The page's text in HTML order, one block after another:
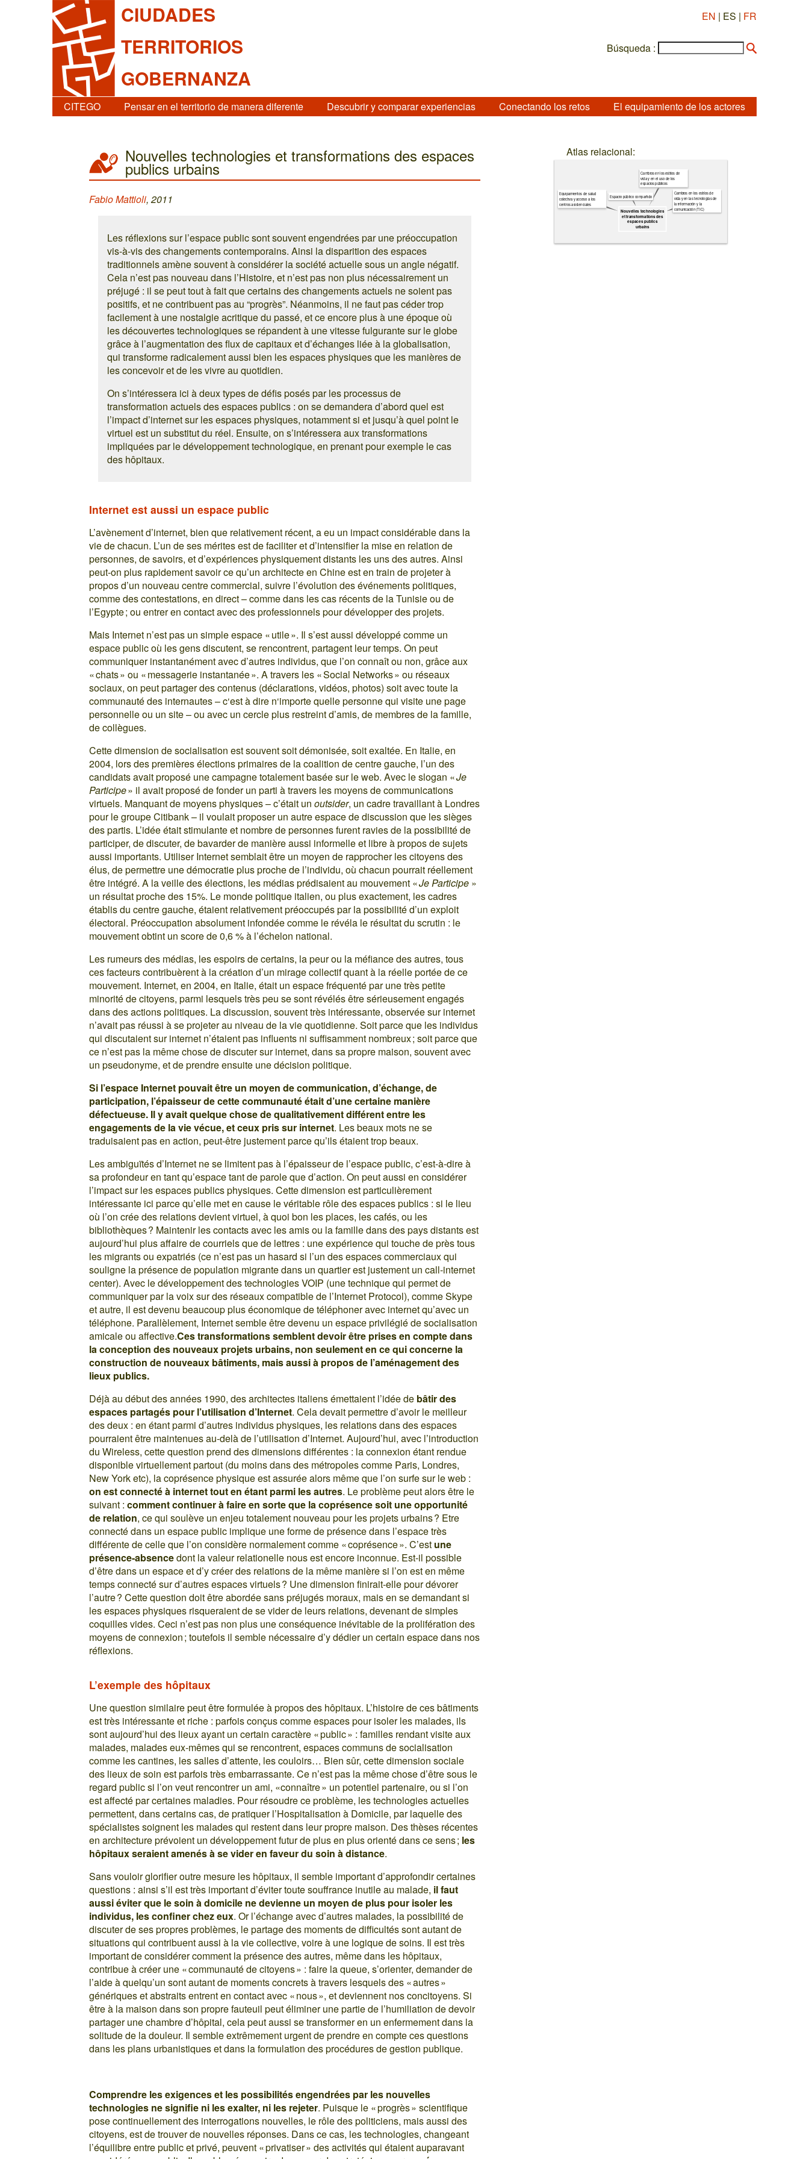
CIUDADES
TERRITORIOS
GOBERNANZA
EN | ES | FR
Búsqueda :
CITEGO Pensar en el territorio de manera diferente Descubrir y comparar experiencias Conectando los retos El equipamiento de los actores
Nouvelles technologies et transformations des espaces
publics urbains
Fabio Mattioli, 2011
Les réflexions sur l’espace public sont souvent engendrées par une préoccupation
vis-à-vis des changements contemporains. Ainsi la disparition des espaces
traditionnels amène souvent à considérer la société actuelle sous un angle négatif.
Cela n’est pas nouveau dans l’Histoire, et n’est pas non plus nécessairement un
préjugé : il se peut tout à fait que certains des changements actuels ne soient pas
positifs, et ne contribuent pas au “progrès”. Néanmoins, il ne faut pas céder trop
facilement à une nostalgie acritique du passé, et ce encore plus à une époque où
les découvertes technologiques se répandent à une vitesse fulgurante sur le globe
grâce à l’augmentation des flux de capitaux et d’échanges liée à la globalisation,
qui transforme radicalement aussi bien les espaces physiques que les manières de
les concevoir et de les vivre au quotidien.
On s’intéressera ici à deux types de défis posés par les processus de
transformation actuels des espaces publics : on se demandera d’abord quel est
l’impact d’internet sur les espaces physiques, notamment si et jusqu’à quel point le
virtuel est un substitut du réel. Ensuite, on s’intéressera aux transformations
impliquées par le développement technologique, en prenant pour exemple le cas
des hôpitaux.
Internet est aussi un espace public
L’avènement d’internet, bien que relativement récent, a eu un impact considérable dans la
vie de chacun. L’un de ses mérites est de faciliter et d’intensifier la mise en relation de
personnes, de savoirs, et d’expériences physiquement distants les uns des autres. Ainsi
peut-on plus rapidement savoir ce qu’un architecte en Chine est en train de projeter à
propos d’un nouveau centre commercial, suivre l’évolution des événements politiques,
comme des contestations, en direct – comme dans les cas récents de la Tunisie ou de
l’Egypte ; ou entrer en contact avec des professionnels pour développer des projets.
Mais Internet n’est pas un simple espace « utile ». Il s’est aussi développé comme un
espace public où les gens discutent, se rencontrent, partagent leur temps. On peut
communiquer instantanément avec d’autres individus, que l’on connaît ou non, grâce aux
« chats » ou « messagerie instantanée ». A travers les « Social Networks » ou réseaux
sociaux, on peut partager des contenus (déclarations, vidéos, photos) soit avec toute la
communauté des internautes – c‘est à dire n‘importe quelle personne qui visite une page
personnelle ou un site – ou avec un cercle plus restreint d’amis, de membres de la famille,
de collègues.
Cette dimension de socialisation est souvent soit démonisée, soit exaltée. En Italie, en
2004, lors des premières élections primaires de la coalition de centre gauche, l’un des
candidats avait proposé une campagne totalement basée sur le web. Avec le slogan «Je
Participe» il avait proposé de fonder un parti à travers les moyens de communications
virtuels. Manquant de moyens physiques – c’était unoutsider, un cadre travaillant à Londres
pour le groupe Citibank – il voulait proposer un autre espace de discussion que les sièges
des partis. L’idée était stimulante et nombre de personnes furent ravies de la possibilité de
participer, de discuter, de bavarder de manière aussi informelle et libre à propos de sujets
aussi importants. Utiliser Internet semblait être un moyen de rapprocher les citoyens des
élus, de permettre une démocratie plus proche de l’individu, où chacun pourrait réellement
être intégré. A la veille des élections, les médias prédisaient au mouvement «Je Participe »
un résultat proche des 15%. Le monde politique italien, ou plus exactement, les cadres
établis du centre gauche, étaient relativement préoccupés par la possibilité d’un exploit
électoral. Préoccupation absolument infondée comme le révéla le résultat du scrutin : le
mouvement obtint un score de 0,6 % à l’échelon national.
Les rumeurs des médias, les espoirs de certains, la peur ou la méfiance des autres, tous
ces facteurs contribuèrent à la création d’un mirage collectif quant à la réelle portée de ce
mouvement. Internet, en 2004, en Italie, était un espace fréquenté par une très petite
minorité de citoyens, parmi lesquels très peu se sont révélés être sérieusement engagés
dans des actions politiques. La discussion, souvent très intéressante, observée sur internet
n’avait pas réussi à se projeter au niveau de la vie quotidienne. Soit parce que les individus
qui discutaient sur internet n’étaient pas influents ni suffisamment nombreux ; soit parce que
ce n’est pas la même chose de discuter sur internet, dans sa propre maison, souvent avec
un pseudonyme, et de prendre ensuite une décision politique.
Si l’espace Internet pouvait être un moyen de communication, d’échange, de
participation, l’épaisseur de cette communauté était d’une certaine manière
défectueuse. Il y avait quelque chose de qualitativement différent entre les
engagements de la vie vécue, et ceux pris sur internet. Les beaux mots ne se
traduisaient pas en action, peut-être justement parce qu’ils étaient trop beaux.
Les ambiguïtés d’Internet ne se limitent pas à l’épaisseur de l’espace public, c’est-à-dire à
sa profondeur en tant qu’espace tant de parole que d’action. On peut aussi en considérer
l’impact sur les espaces publics physiques. Cette dimension est particulièrement
intéressante ici parce qu’elle met en cause le véritable rôle des espaces publics : si le lieu
où l’on crée des relations devient virtuel, à quoi bon les places, les cafés, ou les
bibliothèques ? Maintenir les contacts avec les amis ou la famille dans des pays distants est
aujourd’hui plus affaire de courriels que de lettres : une expérience qui touche de près tous
les migrants ou expatriés (ce n’est pas un hasard si l’un des espaces commerciaux qui
souligne la présence de population migrante dans un quartier est justement un call-internet
center). Avec le développement des technologies VOIP (une technique qui permet de
communiquer par la voix sur des réseaux compatible de l’Internet Protocol), comme Skype
et autre, il est devenu beaucoup plus économique de téléphoner avec internet qu’avec un
téléphone. Parallèlement, Internet semble être devenu un espace privilégié de socialisation
amicale ou affective.Ces transformations semblent devoir être prises en compte dans
la conception des nouveaux projets urbains, non seulement en ce qui concerne la
construction de nouveaux bâtiments, mais aussi à propos de l’aménagement des
lieux publics.
Déjà au début des années 1990, des architectes italiens émettaient l’idée de bâtir des
espaces partagés pour l’utilisation d’Internet. Cela devait permettre d’avoir le meilleur
des deux : en étant parmi d’autres individus physiques, les relations dans des espaces
pourraient être maintenues au-delà de l’utilisation d’Internet. Aujourd’hui, avec l’introduction
du Wireless, cette question prend des dimensions différentes : la connexion étant rendue
disponible virtuellement partout (du moins dans des métropoles comme Paris, Londres,
New York etc), la coprésence physique est assurée alors même que l’on surfe sur le web :
on est connecté à internet tout en étant parmi les autres. Le problème peut alors être le
suivant :comment continuer à faire en sorte que la coprésence soit une opportunité
de relation, ce qui soulève un enjeu totalement nouveau pour les projets urbains ? Etre
connecté dans un espace public implique une forme de présence dans l’espace très
différente de celle que l’on considère normalement comme « coprésence ». C’est une
présence-absencedont la valeur relationelle nous est encore inconnue. Est-il possible
d’être dans un espace et d’y créer des relations de la même manière si l’on est en même
temps connecté sur d’autres espaces virtuels ? Une dimension finirait-elle pour dévorer
l’autre ? Cette question doit être abordée sans préjugés moraux, mais en se demandant si
les espaces physiques risqueraient de se vider de leurs relations, devenant de simples
coquilles vides. Ceci n’est pas non plus une conséquence inévitable de la prolifération des
moyens de connexion ; toutefois il semble nécessaire d’y dédier un certain espace dans nos
réflexions.
L’exemple des hôpitaux
Une question similaire peut être formulée à propos des hôpitaux. L’histoire de ces bâtiments
est très intéressante et riche : parfois conçus comme espaces pour isoler les malades, ils
sont aujourd’hui des lieux ayant un certain caractère « public » : familles rendant visite aux
malades, malades eux-mêmes qui se rencontrent, espaces communs de socialisation
comme les cantines, les salles d’attente, les couloirs… Bien sûr, cette dimension sociale
des lieux de soin est parfois très embarrassante. Ce n’est pas la même chose d’être sous le
regard public si l’on veut rencontrer un ami, «connaître » un potentiel partenaire, ou si l’on
est affecté par certaines maladies. Pour résoudre ce problème, les technologies actuelles
permettent, dans certains cas, de pratiquer l’Hospitalisation à Domicile, par laquelle des
spécialistes soignent les malades qui restent dans leur propre maison. Des thèses récentes
en architecture prévoient un développement futur de plus en plus orienté dans ce sens ; les
hôpitaux seraient amenés à se vider en faveur du soin à distance.
Sans vouloir glorifier outre mesure les hôpitaux, il semble important d’approfondir certaines
questions : ainsi s’il est très important d’éviter toute souffrance inutile au malade, il faut
aussi éviter que le soin à domicile ne devienne un moyen de plus pour isoler les
individus, les confiner chez eux. Or l’échange avec d’autres malades, la possibilité de
discuter de ses propres problèmes, le partage des moments de difficultés sont autant de
situations qui contribuent aussi à la vie collective, voire à une logique de soins. Il est très
important de considérer comment la présence des autres, même dans les hôpitaux,
contribue à créer une « communauté de citoyens » : faire la queue, s’orienter, demander de
l’aide à quelqu’un sont autant de moments concrets à travers lesquels des « autres »
génériques et abstraits entrent en contact avec « nous », et deviennent nos concitoyens. Si
être à la maison dans son propre fauteuil peut éliminer une partie de l’humiliation de devoir
partager une chambre d’hôpital, cela peut aussi se transformer en un enfermement dans la
solitude de la douleur. Il semble extrêmement urgent de prendre en compte ces questions
dans les plans urbanistiques et dans la formulation des procédures de gestion publique.
Comprendre les exigences et les possibilités engendrées par les nouvelles
technologies ne signifie ni les exalter, ni les rejeter. Puisque le « progrès » scientifique
pose continuellement des interrogations nouvelles, le rôle des politiciens, mais aussi des
citoyens, est de trouver de nouvelles réponses. Dans ce cas, les technologies, changeant
l’équilibre entre public et privé, peuvent « privatiser » des activités qui étaient auparavant
Atlas relacional:
Nouvelles technologies
et transformations des
espaces publics
urbains
Cambios en los estilos de
vida y en las tecnologías de
la información y la
comunicación (TIC)
Cambios en los estilos de
vida y en el uso de los
espacios públicos
Espacio público compartido
Equipamientos de salud
colectiva y acceso a los
centros asistenciales